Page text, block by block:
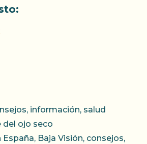
, información, salud
del ojo seco
España, Baja Visión, consejos,